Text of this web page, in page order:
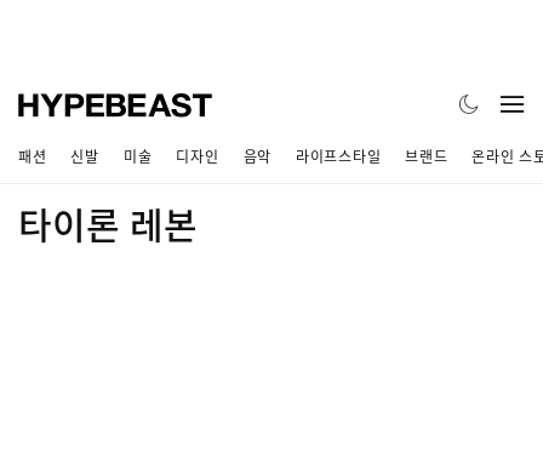
패션 신발 미술 디자인 음악 라이프스타일 브랜드 온라인 스
타이론 레본